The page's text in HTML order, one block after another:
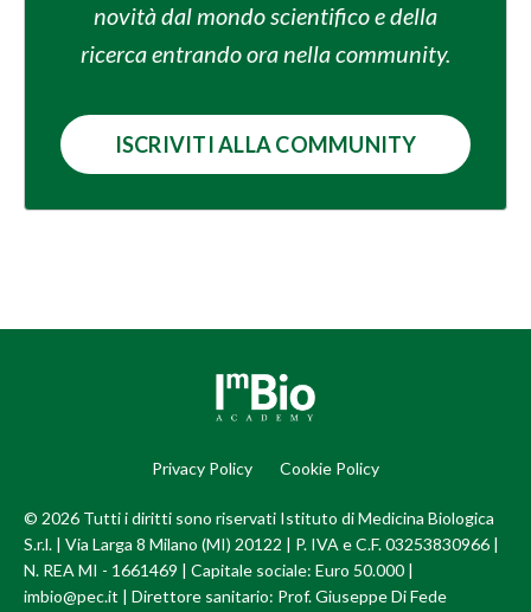
novità dal mondo scientifico e della
ricerca entrando ora nella community.
ISCRIVITI ALLA COMMUNITY
Privacy Policy Cookie Policy
© 2026 Tutti i diritti sono riservati Istituto di Medicina Biologica
S.r.l. | Via Larga 8 Milano (MI) 20122 | P. IVA e C.F. 03253830966 |
N. REA MI - 1661469 | Capitale sociale: Euro 50.000 |
imbio@pec.it | Direttore sanitario: Prof. Giuseppe Di Fede